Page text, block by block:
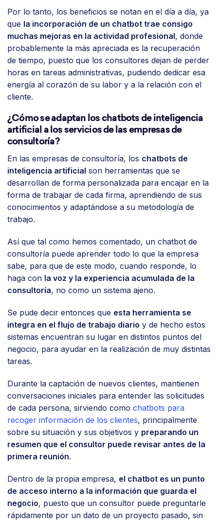
Por lo tanto, los beneficios se notan en el día a día, ya
que la incorporación de un chatbot trae consigo
muchas mejoras en la actividad profesional, donde
probablemente la más apreciada es la recuperación
de tiempo, puesto que los consultores dejan de perder
horas en tareas administrativas, pudiendo dedicar esa
energía al corazón de su labor y a la relación con el
cliente.
¿Cómo se adaptan los chatbots de inteligencia
artificial a los servicios de las empresas de
consultoría?
En las empresas de consultoría, los chatbots de
inteligencia artificial son herramientas que se
desarrollan de forma personalizada para encajar en la
forma de trabajar de cada firma, aprendiendo de sus
conocimientos y adaptándose a su metodología de
trabajo.
Así que tal como hemos comentado, un chatbot de
consultoría puede aprender todo lo que la empresa
sabe, para que de este modo, cuando responde, lo
haga con la voz y la experiencia acumulada de la
consultoría, no como un sistema ajeno.
Se pude decir entonces que esta herramienta se
integra en el flujo de trabajo diario y de hecho estos
sistemas encuentran su lugar en distintos puntos del
negocio, para ayudar en la realización de muy distintas
tareas.
Durante la captación de nuevos clientes, mantienen
conversaciones iniciales para entender las solicitudes
de cada persona, sirviendo como chatbots para
recoger información de los clientes, principalmente
sobre su situación y sus objetivos y preparando un
resumen que el consultor puede revisar antes de la
primera reunión.
Dentro de la propia empresa, el chatbot es un punto
de acceso interno a la información que guarda el
negocio, puesto que un consultor puede preguntarle
rápidamente por un dato de un proyecto pasado, sin